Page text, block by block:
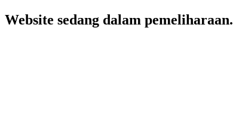
Website sedang dalam pemeliharaan.